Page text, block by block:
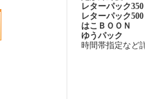
レターパック350
レターパック500
はこＢＯＯＮ
ゆうパック
時間帯指定など